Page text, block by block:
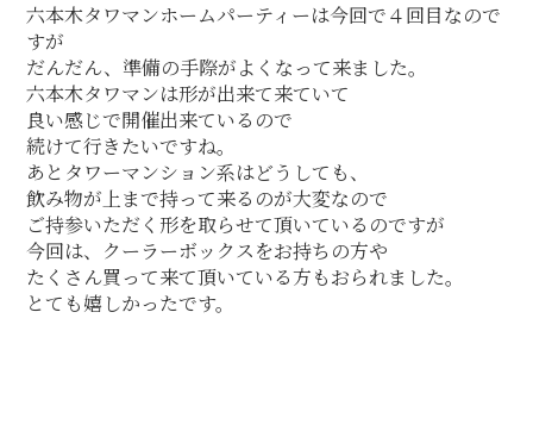
六本木タワマンホームパーティーは今回で４回目なので
すが
だんだん、準備の手際がよくなって来ました。
六本木タワマンは形が出来て来ていて
良い感じで開催出来ているので
続けて行きたいですね。
あとタワーマンション系はどうしても、
飲み物が上まで持って来るのが大変なので
ご持参いただく形を取らせて頂いているのですが
今回は、クーラーボックスをお持ちの方や
たくさん買って来て頂いている方もおられました。
とても嬉しかったです。